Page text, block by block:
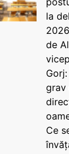
la
de
grav
Ce